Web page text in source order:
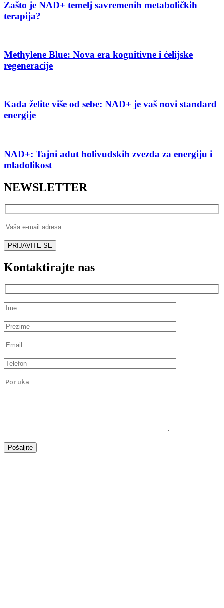
Zašto je NAD+ temelj savremenih metaboličkih
terapija?
Methylene Blue: Nova era kognitivne i ćelijske
regeneracije
Kada želite više od sebe: NAD+ je vaš novi standard
energije
NAD+: Tajni adut holivudskih zvezda za energiju i
mladolikost
NEWSLETTER
Kontaktirajte nas